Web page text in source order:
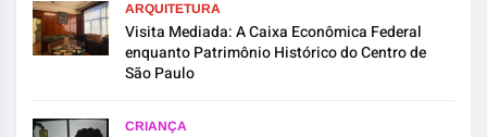
ARQUITETURA
Visita Mediada: A Caixa Econômica Federal
enquanto Patrimônio Histórico do Centro de
São Paulo
CRIANÇA